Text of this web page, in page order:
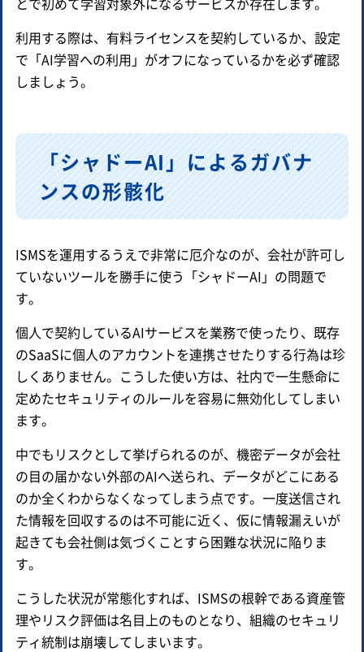
利用する際は、有料ライセンスを契約しているか、設定
で「AI学習への利用」がオフになっているかを必ず確認
しましょう。
「シャドーAI」によるガバナ
ンスの形骸化
ISMSを運用するうえで非常に厄介なのが、会社が許可し
ていないツールを勝手に使う「シャドーAI」の問題で
す。
個人で契約しているAIサービスを業務で使ったり、既存
のSaaSに個人のアカウントを連携させたりする行為は珍
しくありません。こうした使い方は、社内で一生懸命に
定めたセキュリティのルールを容易に無効化してしまい
ます。
中でもリスクとして挙げられるのが、機密データが会社
の目の届かない外部のAIへ送られ、データがどこにある
のか全くわからなくなってしまう点です。一度送信され
た情報を回収するのは不可能に近く、仮に情報漏えいが
起きても会社側は気づくことすら困難な状況に陥りま
す。
こうした状況が常態化すれば、ISMSの根幹である資産管
理やリスク評価は名目上のものとなり、組織のセキュリ
ティ統制は崩壊してしまいます。